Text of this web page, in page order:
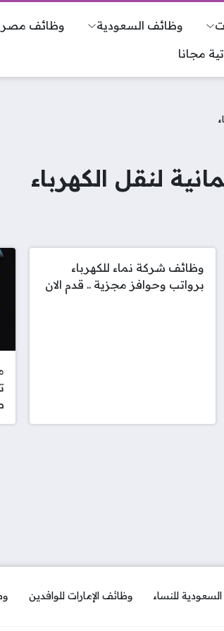
وظائف السعودية وظائف مصر
مجانا
لنقل الكهرباء
وظائف شركة نماء للكهرباء
برواتب وحوافز مجزية .. قدم الان
للنساء وظائف الإمارات للوافدين